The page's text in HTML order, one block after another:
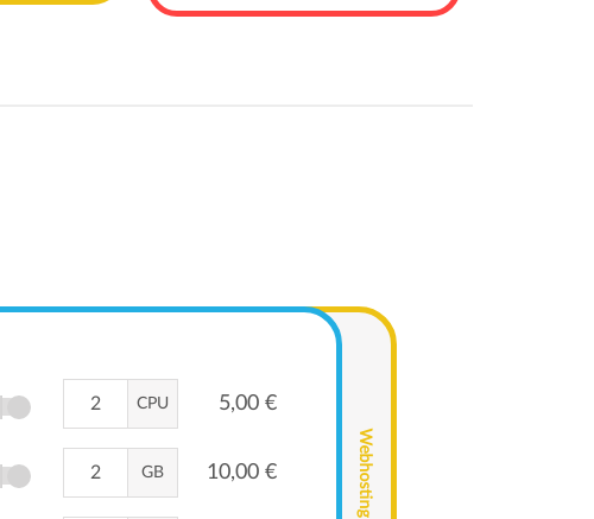
CPU 5,00 €
GB 10,00 € Webhosting